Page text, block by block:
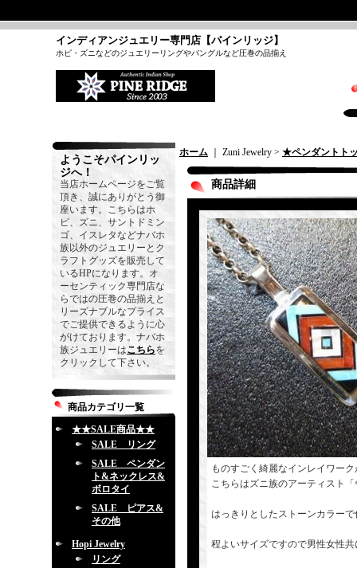
インディアンジュエリー専門店【パインリッジ】
ホピ・ズニなどのジュエリーリングやバングルなど圧巻の品揃え
ようこそパインリッ
ジへ！
当店ホームページをご覧
頂き、誠にありがとう御
座います。こちらはホ
ピ、ズニ、サントドミン
ゴ、イスレタなどナバホ
族以外のジュエリーとク
ラフトグッズを販売して
いるHPになります。オ
ーセンティック専門店な
らではの圧巻の品揃えと
リーズナブルなプライス
でご提供できるように心
がけております。ナバホ
族ジュエリーはこちらを
クリックして下さい。
商品カテゴリ一覧
★★SALE商品★★
SALE リング
SALE ペンダン
ト&ネックレス&
ボロタイ
SALE ピアス&
その他
Hopi Jewelry
リング
ホーム ｜ Zuni Jewelry > ★ペンダントト
商品詳細
ものすごく綺麗なインレイワー
こちらはズニ族のアーティスト
はっきりとしたストーンカラー
程よいサイズですので男性女性